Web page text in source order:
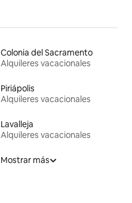
Colonia del Sacramento
Alquileres vacacionales
Piriápolis
Alquileres vacacionales
Lavalleja
Alquileres vacacionales
Mostrar más